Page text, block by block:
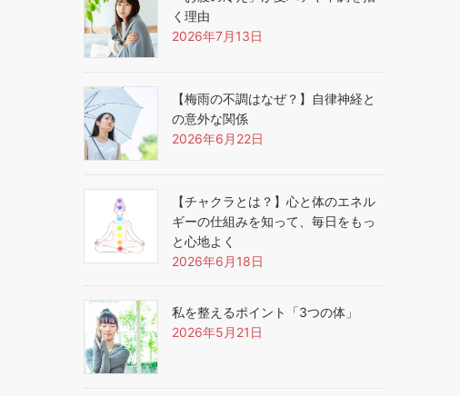
く理由
2026年7月13日
【梅雨の不調はなぜ？】自律神経と
の意外な関係
2026年6月22日
【チャクラとは？】心と体のエネル
ギーの仕組みを知って、毎日をもっ
と心地よく
2026年6月18日
私を整えるポイント「3つの体」
2026年5月21日